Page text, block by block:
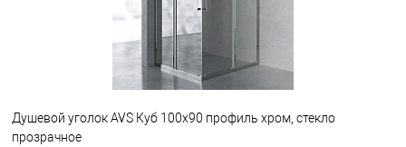
Душевой уголок AVS Куб 100x90 профиль хром, стекло
прозрачное